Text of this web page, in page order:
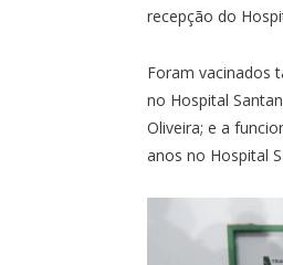
recepção do
Foram vacinados
no Hospital
Oliveira; e a
anos no Hospital